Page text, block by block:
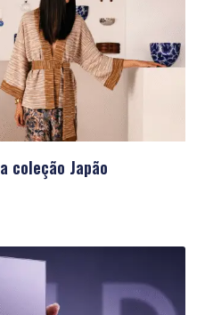
coleção Japão